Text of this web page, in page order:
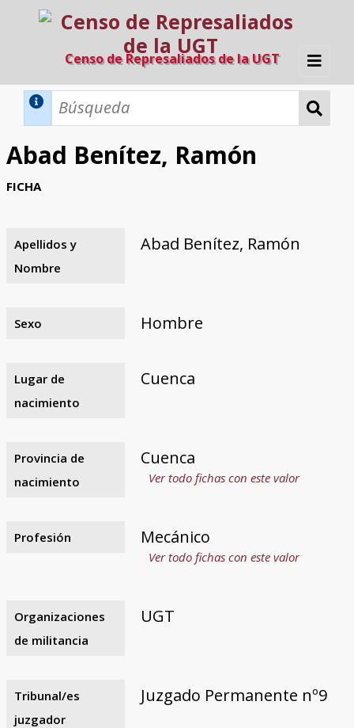
Censo de Represaliados de la UGT
Inicio
Búsqueda Dinámica
Búsqueda Avanzada
Razones y objetivos
El equipo
Colaboradores
Fuentes documentales
Abad Benítez, Ramón
FICHA
Apellidos y
Nombre
Abad Benítez, Ramón
Sexo Hombre
Lugar de
nacimiento
Cuenca
Provincia de
nacimiento
Cuenca
Ver todo fichas con este valor
Profesión Mecánico
Ver todo fichas con este valor
Organizaciones
de militancia
UGT
Tribunal/es
juzgador
Juzgado Permanente nº9